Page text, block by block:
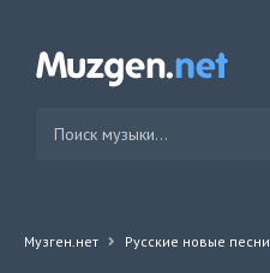
Музген.нет Русские новые песни